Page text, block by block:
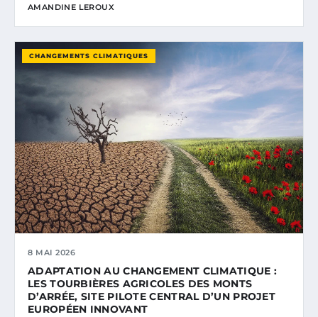
AMANDINE LEROUX
CHANGEMENTS CLIMATIQUES
8 MAI 2026
ADAPTATION AU CHANGEMENT CLIMATIQUE :
LES TOURBIÈRES AGRICOLES DES MONTS
D’ARRÉE, SITE PILOTE CENTRAL D’UN PROJET
EUROPÉEN INNOVANT